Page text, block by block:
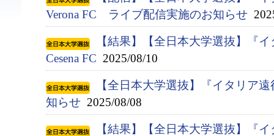
Verona FC ライブ配信実施のお知らせ
【結果】【全日本大学選抜】『
Cesena FC 2025/08/10
【全日本大学選抜】『イタリア
知らせ 2025/08/08
【結果】【全日本大学選抜】『